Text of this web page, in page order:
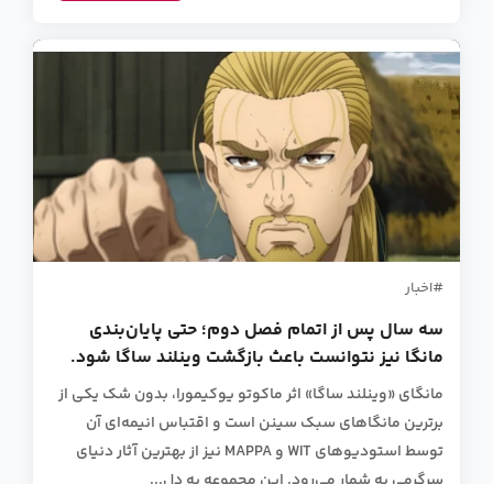
اخبار
سه سال پس از اتمام فصل دوم؛ حتی پایان‌بندی
مانگا نیز نتوانست باعث بازگشت وینلند ساگا شود.
مانگای «وینلند ساگا» اثر ماکوتو یوکیمورا، بدون شک یکی از
برترین مانگاهای سبک سینن است و اقتباس انیمه‌ای آن
توسط استودیوهای WIT و MAPPA نیز از بهترین آثار دنیای